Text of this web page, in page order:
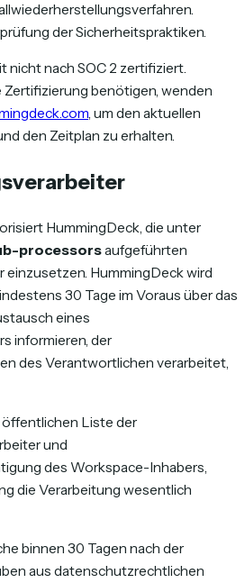
der Sicherheitspraktiken.
nicht nach SOC 2 zertifiziert.
Zertifizierung benötigen, wenden
, um den aktuellen
den Zeitplan zu erhalten.
HummingDeck, die unter
processorsaufgeführten
HummingDeck wird
30 Tage im Voraus über das
eines
informieren, der
des Verantwortlichen verarbeitet,
Liste der
und
des Workspace-Inhabers,
die Verarbeitung wesentlich
binnen 30 Tagen nach der
aus datenschutzrechtlichen